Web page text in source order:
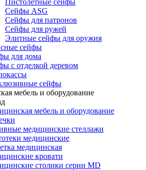
Пистолетные сейфы
Сейфы ASG
Сейфы для патронов
Сейфы для ружей
Элитные сейфы для оружия
сейфы
для дома
с отделкой деревом
сейфы
мебель и оборудование
мебель и оборудование
медицинские стеллажи
медицинские
медицинская
кровати
столики серии MD